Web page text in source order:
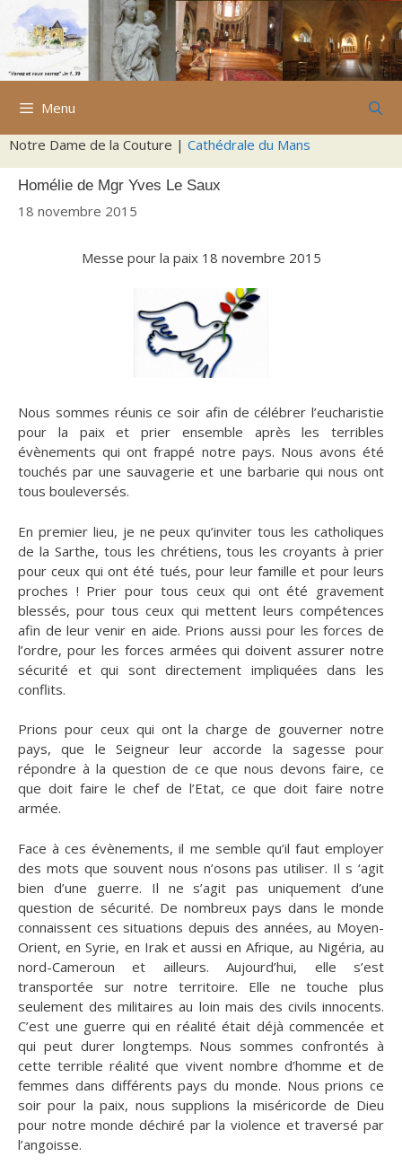
Aller
contenu
Menu
Notre Dame de la Couture | Cathédrale du Mans
Homélie de Mgr Yves Le Saux
18 novembre 2015
Messe pour la paix 18 novembre 2015
Nous sommes réunis ce soir afin de célébrer l’eucharistie
pour la paix et prier ensemble après les terribles
évènements qui ont frappé notre pays. Nous avons été
touchés par une sauvagerie et une barbarie qui nous ont
tous bouleversés.
En premier lieu, je ne peux qu’inviter tous les catholiques
de la Sarthe, tous les chrétiens, tous les croyants à prier
pour ceux qui ont été tués, pour leur famille et pour leurs
proches ! Prier pour tous ceux qui ont été gravement
blessés, pour tous ceux qui mettent leurs compétences
afin de leur venir en aide. Prions aussi pour les forces de
l’ordre, pour les forces armées qui doivent assurer notre
sécurité et qui sont directement impliquées dans les
conflits.
Prions pour ceux qui ont la charge de gouverner notre
pays, que le Seigneur leur accorde la sagesse pour
répondre à la question de ce que nous devons faire, ce
que doit faire le chef de l’Etat, ce que doit faire notre
armée.
Face à ces évènements, il me semble qu’il faut employer
des mots que souvent nous n’osons pas utiliser. Il s ‘agit
bien d’une guerre. Il ne s’agit pas uniquement d’une
question de sécurité. De nombreux pays dans le monde
connaissent ces situations depuis des années, au Moyen-
Orient, en Syrie, en Irak et aussi en Afrique, au Nigéria, au
nord-Cameroun et ailleurs. Aujourd’hui, elle s’est
transportée sur notre territoire. Elle ne touche plus
seulement des militaires au loin mais des civils innocents.
C’est une guerre qui en réalité était déjà commencée et
qui peut durer longtemps. Nous sommes confrontés à
cette terrible réalité que vivent nombre d’homme et de
femmes dans différents pays du monde. Nous prions ce
soir pour la paix, nous supplions la miséricorde de Dieu
pour notre monde déchiré par la violence et traversé par
l’angoisse.